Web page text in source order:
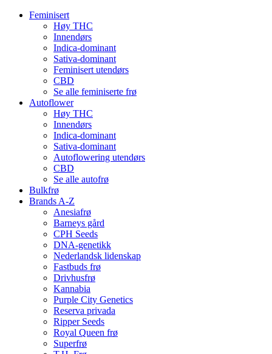
Feminisert
Høy THC
Innendørs
Indica-dominant
Sativa-dominant
Feminisert utendørs
CBD
Se alle feminiserte frø
Autoflower
Høy THC
Innendørs
Indica-dominant
Sativa-dominant
Autoflowering utendørs
CBD
Se alle autofrø
Bulkfrø
Brands A-Z
Anesiafrø
Barneys gård
CPH Seeds
DNA-genetikk
Nederlandsk lidenskap
Fastbuds frø
Drivhusfrø
Kannabia
Purple City Genetics
Reserva privada
Ripper Seeds
Royal Queen frø
Superfrø